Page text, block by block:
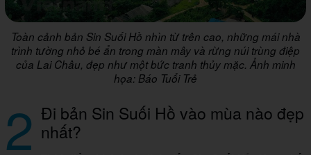
Toàn cảnh bản Sin Suối Hồ nhìn từ trên cao, những mái nhà
trình tường nhỏ bé ẩn trong màn mây và rừng núi trùng điệp
của Lai Châu, đẹp như một bức tranh thủy mặc. Ảnh minh
họa: Báo Tuổi Trẻ
2 Đi bản Sin Suối Hồ vào mùa nào đẹp
nhất?